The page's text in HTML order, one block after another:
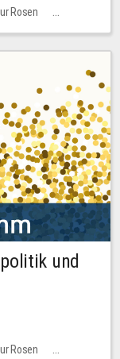
Rosen
und
Rosen